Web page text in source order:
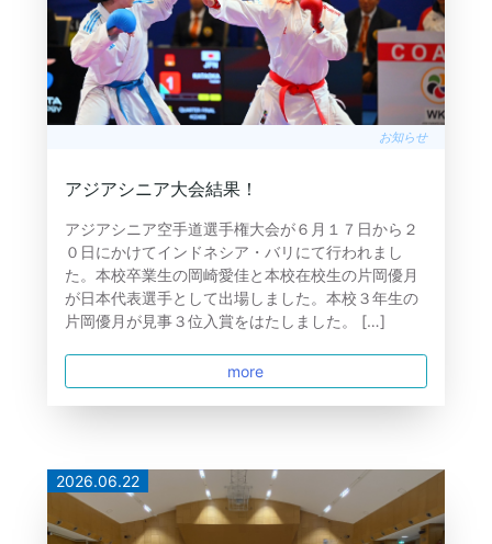
お知らせ
アジアシニア大会結果！
アジアシニア空手道選手権大会が６月１７日から２
０日にかけてインドネシア・バリにて行われまし
た。本校卒業生の岡崎愛佳と本校在校生の片岡優月
が日本代表選手として出場しました。本校３年生の
片岡優月が見事３位入賞をはたしました。 […]
more
2026.06.22